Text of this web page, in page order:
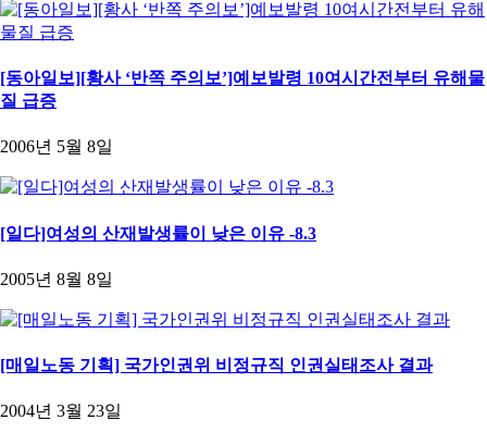
[동아일보][황사 ‘반쪽 주의보’]예보발령 10여시간전부터 유해물
질 급증
2006년 5월 8일
[일다]여성의 산재발생률이 낮은 이유 -8.3
2005년 8월 8일
[매일노동 기획] 국가인권위 비정규직 인권실태조사 결과
2004년 3월 23일